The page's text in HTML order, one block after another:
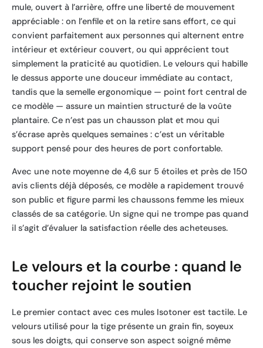
mule, ouvert à l’arrière, offre une liberté de mouvement
appréciable : on l’enfile et on la retire sans effort, ce qui
convient parfaitement aux personnes qui alternent entre
intérieur et extérieur couvert, ou qui apprécient tout
simplement la praticité au quotidien. Le velours qui habille
le dessus apporte une douceur immédiate au contact,
tandis que la semelle ergonomique — point fort central de
ce modèle — assure un maintien structuré de la voûte
plantaire. Ce n’est pas un chausson plat et mou qui
s’écrase après quelques semaines : c’est un véritable
support pensé pour des heures de port confortable.
Avec une note moyenne de 4,6 sur 5 étoiles et près de 150
avis clients déjà déposés, ce modèle a rapidement trouvé
son public et figure parmi les chaussons femme les mieux
classés de sa catégorie. Un signe qui ne trompe pas quand
il s’agit d’évaluer la satisfaction réelle des acheteuses.
Le velours et la courbe : quand le
toucher rejoint le soutien
Le premier contact avec ces mules Isotoner est tactile. Le
velours utilisé pour la tige présente un grain fin, soyeux
sous les doigts, qui conserve son aspect soigné même